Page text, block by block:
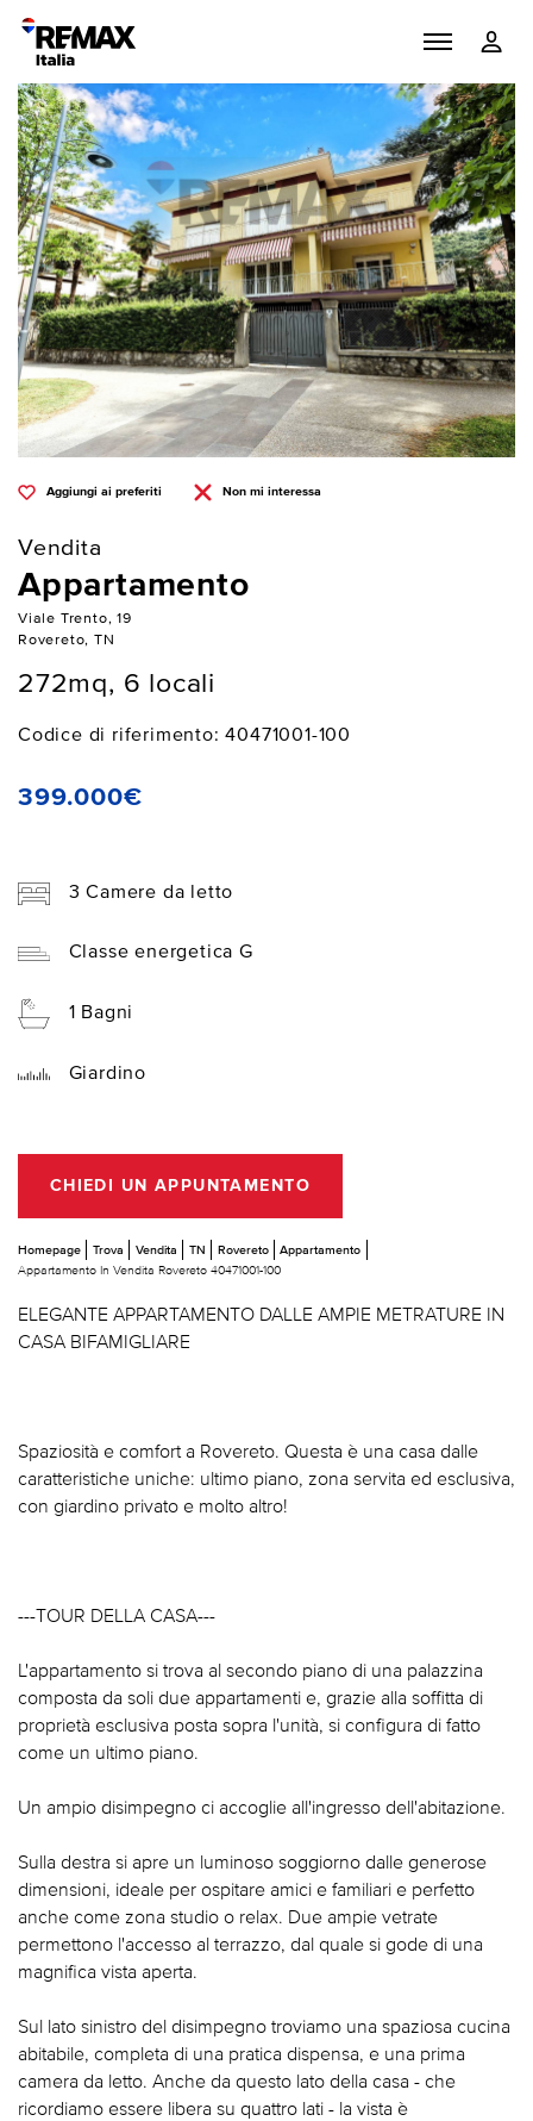
Aggiungi ai preferiti Non mi interessa
Vendita
Appartamento
Viale Trento, 19
Rovereto, TN
272mq, 6 locali
Codice di riferimento: 40471001-100
399.000€
3 Camere da letto
Classe energetica G
1 Bagni
Giardino
CHIEDI UN APPUNTAMENTO
Homepage Trova Vendita TN Rovereto
Appartamento
Appartamento In Vendita Rovereto 40471001-100
ELEGANTE APPARTAMENTO DALLE AMPIE METRATURE IN
CASA BIFAMIGLIARE
Spaziosità e comfort a Rovereto. Questa è una casa dalle
caratteristiche uniche: ultimo piano, zona servita ed esclusiva,
con giardino privato e molto altro!
---TOUR DELLA CASA---
L'appartamento si trova al secondo piano di una palazzina
composta da soli due appartamenti e, grazie alla soffitta di
proprietà esclusiva posta sopra l'unità, si configura di fatto
come un ultimo piano.
Un ampio disimpegno ci accoglie all'ingresso dell'abitazione.
Sulla destra si apre un luminoso soggiorno dalle generose
dimensioni, ideale per ospitare amici e familiari e perfetto
anche come zona studio o relax. Due ampie vetrate
permettono l'accesso al terrazzo, dal quale si gode di una
magnifica vista aperta.
Sul lato sinistro del disimpegno troviamo una spaziosa cucina
abitabile, completa di una pratica dispensa, e una prima
camera da letto. Anche da questo lato della casa - che
ricordiamo essere libera su quattro lati - la vista è